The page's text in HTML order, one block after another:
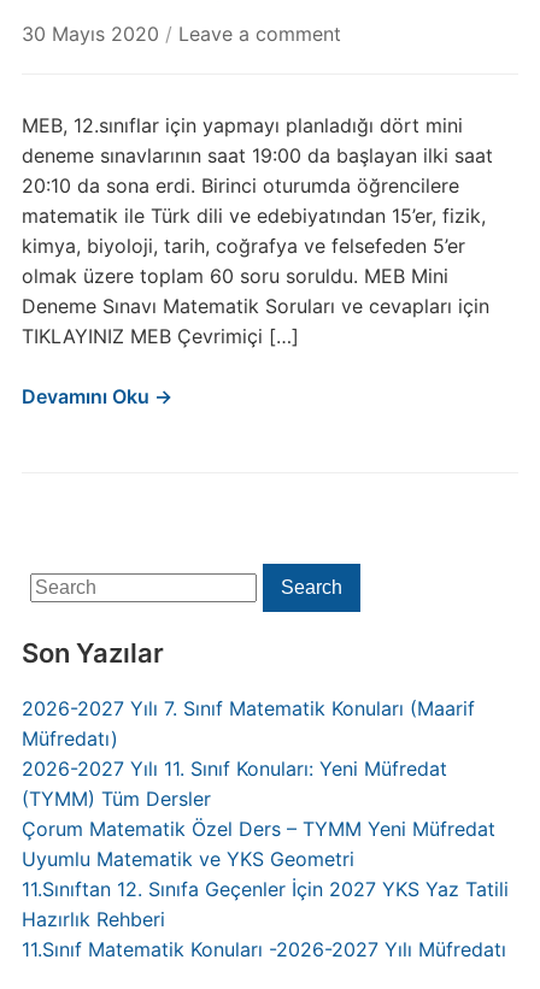
Search
for:
Search
Son Yazılar
2026-2027 Yılı 7. Sınıf Matematik Konuları (Maarif
Müfredatı)
2026-2027 Yılı 11. Sınıf Konuları: Yeni Müfredat
(TYMM) Tüm Dersler
Çorum Matematik Özel Ders – TYMM Yeni Müfredat
Uyumlu Matematik ve YKS Geometri
11.Sınıftan 12. Sınıfa Geçenler İçin 2027 YKS Yaz Tatili
Hazırlık Rehberi
11.Sınıf Matematik Konuları -2026-2027 Yılı Müfredatı
30 Mayıs 2020 / Leave a comment
MEB, 12.sınıflar için yapmayı planladığı dört mini
deneme sınavlarının saat 19:00 da başlayan ilki saat
20:10 da sona erdi. Birinci oturumda öğrencilere
matematik ile Türk dili ve edebiyatından 15’er, fizik,
kimya, biyoloji, tarih, coğrafya ve felsefeden 5’er
olmak üzere toplam 60 soru soruldu. MEB Mini
Deneme Sınavı Matematik Soruları ve cevapları için
TIKLAYINIZ MEB Çevrimiçi […]
Devamını Oku →